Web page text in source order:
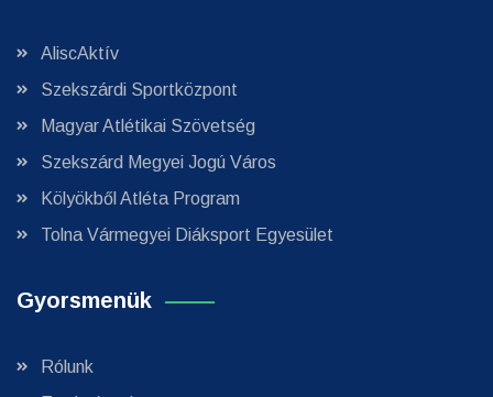
AliscAktív
Szekszárdi Sportközpont
Magyar Atlétikai Szövetség
Szekszárd Megyei Jogú Város
Kölyökből Atléta Program
Tolna Vármegyei Diáksport Egyesület
Gyorsmenük
Rólunk